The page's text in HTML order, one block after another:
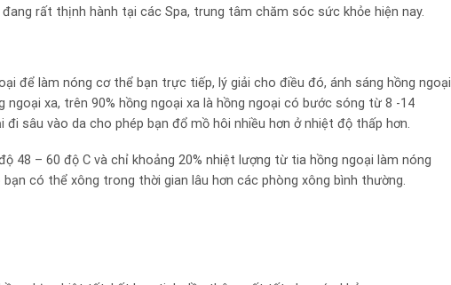
rất thịnh hành tại các Spa, trung tâm chăm sóc sức khỏe hiện nay.
để làm nóng cơ thể bạn trực tiếp, lý giải cho điều đó, ánh sáng hồng ngoại
xa, trên 90% hồng ngoại xa là hồng ngoại có bước sóng từ 8 -14
sâu vào da cho phép bạn đổ mồ hôi nhiều hơn ở nhiệt độ thấp hơn.
48 – 60 độ C và chỉ khoảng 20% nhiệt lượng từ tia hồng ngoại làm nóng
có thể xông trong thời gian lâu hơn các phòng xông bình thường.